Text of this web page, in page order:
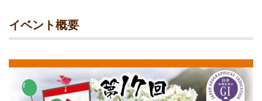
イベント概要